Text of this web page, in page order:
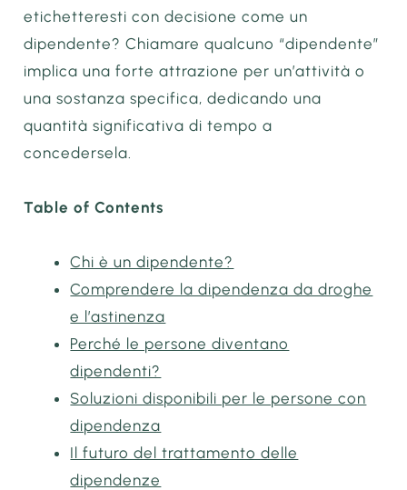
etichetteresti con decisione come un
dipendente? Chiamare qualcuno “dipendente”
implica una forte attrazione per un’attività o
una sostanza specifica, dedicando una
quantità significativa di tempo a
concedersela.
Table of Contents
Chi è un dipendente?
Comprendere la dipendenza da droghe
e l’astinenza
Perché le persone diventano
dipendenti?
Soluzioni disponibili per le persone con
dipendenza
Il futuro del trattamento delle
dipendenze